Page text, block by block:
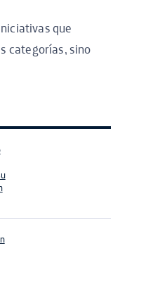
que
categorías, sino